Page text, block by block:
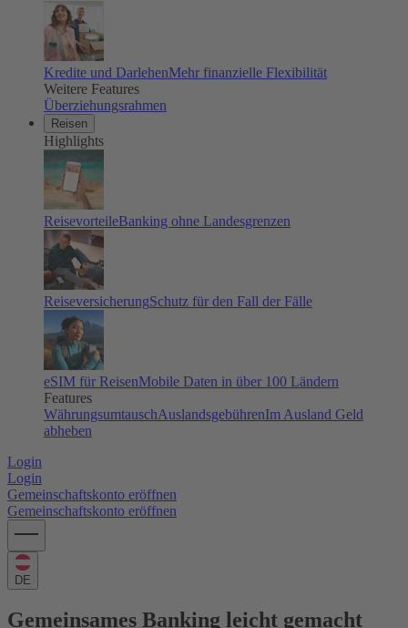
Kredite und DarlehenMehr finanzielle Flexibilität
Weitere Features
Überziehungsrahmen
Reisen
Highlights
ReisevorteileBanking ohne Landesgrenzen
ReiseversicherungSchutz für den Fall der Fälle
eSIM für ReisenMobile Daten in über 100 Ländern
Features
WährungsumtauschAuslandsgebührenIm Ausland Geld
abheben
Login
Login
Gemeinschaftskonto eröffnen
Gemeinschaftskonto eröffnen
DE
Gemeinsames Banking leicht gemacht